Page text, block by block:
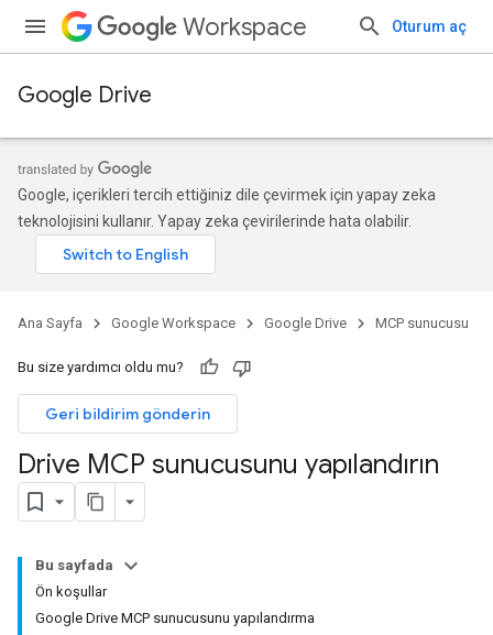
Workspace Oturum aç
Google Drive
Google, içerikleri tercih ettiğiniz dile çevirmek için yapay zeka
teknolojisini kullanır. Yapay zeka çevirilerinde hata olabilir.
Ana Sayfa Google Workspace Google Drive MCP sunucusu
Bu size yardımcı oldu mu?
Geri bildirim gönderin
Drive MCP sunucusunu yapılandırın
Bu sayfada
Ön koşullar
Google Drive MCP sunucusunu yapılandırma